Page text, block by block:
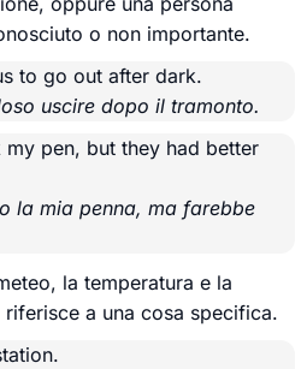
o non importante.
to go out after dark.
uscire dopo il tramonto.
pen, but they had better
la mia penna, ma farebbe
la temperatura e la
riferisce a una cosa specifica.